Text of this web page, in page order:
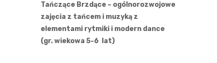
Tańczące Brzdące – ogólnorozwojowe
zajęcia z tańcem i muzyką z
elementami rytmiki i modern dance
(gr. wiekowa 5-6 lat)